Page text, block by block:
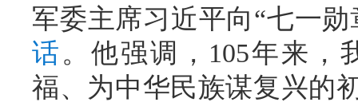
军委主席习近平向“七一
话。他强调，105年来，
福、为中华民族谋复兴的